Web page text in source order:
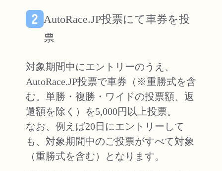
AutoRace.JP投票にて車券を投
票
対象期間中にエントリーのうえ、
AutoRace.JP投票で車券（※重勝式を含
む。単勝・複勝・ワイドの投票額、返
還額を除く）を5,000円以上投票。
なお、例えば20日にエントリーして
も、対象期間中のご投票がすべて対象
（重勝式を含む）となります。